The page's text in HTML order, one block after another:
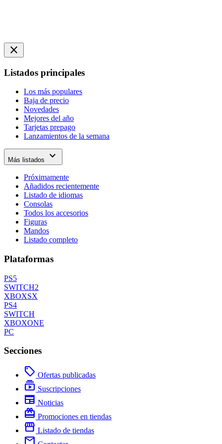
close
Listados principales
Los más populares
Baja de precio
Novedades
Mejores del año
Tarjetas prepago
Lanzamientos de la semana
Más listados expand_more
Próximamente
Añadidos recientemente
Listado de idiomas
Consolas
Todos los accesorios
Figuras
Mandos
Listado completo
Plataformas
PS5
SWITCH2
XBOXSX
PS4
SWITCH
XBOXONE
PC
Secciones
local_offer Ofertas publicadas
subscriptions Suscripciones
newspaper Noticias
redeem Promociones en tiendas
storefront Listado de tiendas
mail